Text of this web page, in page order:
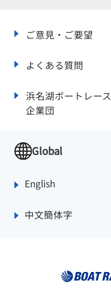
ご意見・ご要望
よくある質問
浜名湖ボートレース
企業団
Global
English
中文簡体字